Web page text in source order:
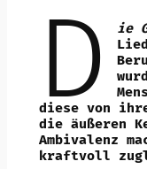
D ie
diese von
die äußeren
Ambivalenz
kraftvoll